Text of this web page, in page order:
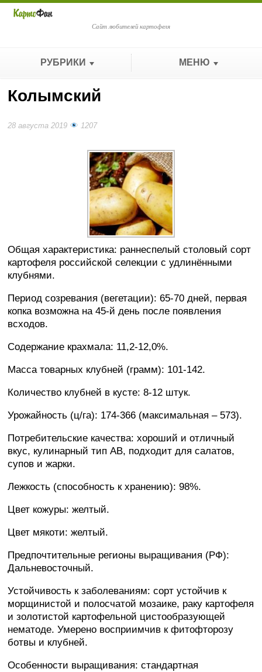
Сайт любителей картофеля
РУБРИКИ МЕНЮ
Колымский
28 августа 2019 1207
Общая характеристика: раннеспелый столовый сорт
картофеля российской селекции с удлинёнными
клубнями.
Период созревания (вегетации): 65-70 дней, первая
копка возможна на 45-й день после появления
всходов.
Содержание крахмала: 11,2-12,0%.
Масса товарных клубней (грамм): 101-142.
Количество клубней в кусте: 8-12 штук.
Урожайность (ц/га): 174-366 (максимальная – 573).
Потребительские качества: хороший и отличный
вкус, кулинарный тип AB, подходит для салатов,
супов и жарки.
Лежкость (способность к хранению): 98%.
Цвет кожуры: желтый.
Цвет мякоти: желтый.
Предпочтительные регионы выращивания (РФ):
Дальневосточный.
Устойчивость к заболеваниям: сорт устойчив к
морщинистой и полосчатой мозаике, раку картофеля
и золотистой картофельной цистообразующей
нематоде. Умерено восприимчив к фитофторозу
ботвы и клубней.
Особенности выращивания: стандартная